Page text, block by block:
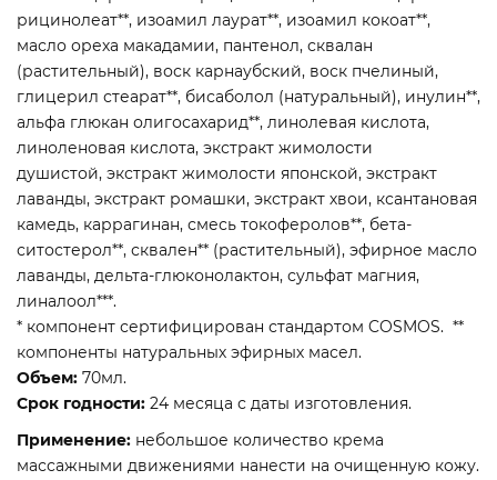
рицинолеат**, изоамил лаурат**, изоамил кокоат**,
масло ореха макадамии, пантенол, сквалан
(растительный), воск карнаубский, воск пчелиный,
глицерил стеарат**, бисаболол (натуральный), инулин**,
альфа глюкан олигосахарид**, линолевая кислота,
линоленовая кислота, экстракт жимолости
душистой, экстракт жимолости японской, экстракт
лаванды, экстракт ромашки, экстракт хвои, ксантановая
камедь, каррагинан, смесь токоферолов**, бета-
ситостерол**, сквален** (растительный), эфирное масло
лаванды, дельта-глюконолактон, сульфат магния,
линалоол***.
* компонент сертифицирован стандартом COSMOS. **
компоненты натуральных эфирных масел.
Объем: 70мл.
Срок годности: 24 месяца с даты изготовления.
Применение: небольшое количество крема
массажными движениями нанести на очищенную кожу.